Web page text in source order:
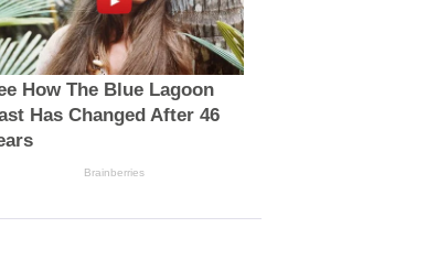
How The Blue Lagoon
Has Changed After 46
Brainberries